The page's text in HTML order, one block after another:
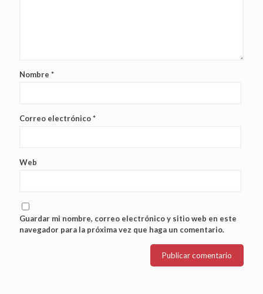
Nombre *
Correo electrónico*
Web
Guardar mi nombre, correo electrónico y sitio web en este
navegador para la próxima vez que haga un comentario.